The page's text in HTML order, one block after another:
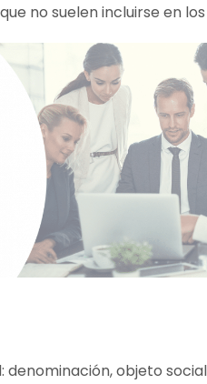
no suelen incluirse en
objeto